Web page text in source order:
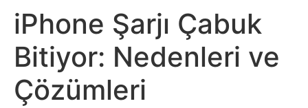
Dokümanlar
Domain
iPhone Şarjı Çabuk
Bitiyor: Nedenleri ve
Çözümleri